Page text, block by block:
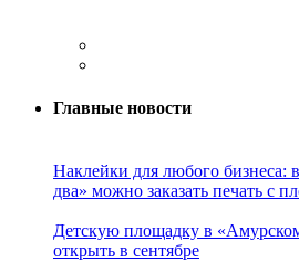
Главные новости
Наклейки для любого
два» можно заказать печать с
Детскую площадку в
открыть в сентябре